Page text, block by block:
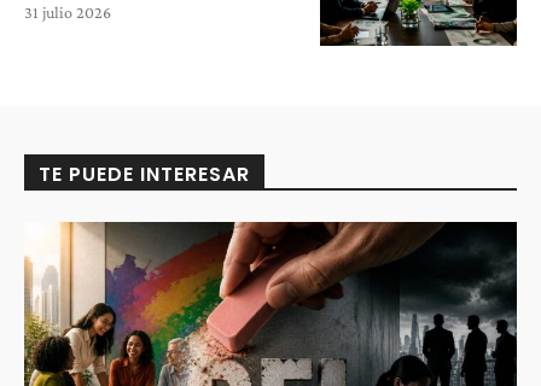
31 julio 2026
TE PUEDE INTERESAR